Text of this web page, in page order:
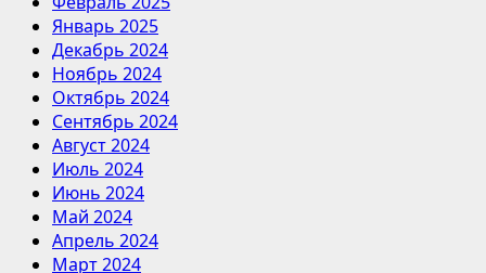
Январь 2025
Декабрь 2024
Ноябрь 2024
Октябрь 2024
Сентябрь 2024
Август 2024
Июль 2024
Июнь 2024
Май 2024
Апрель 2024
Март 2024